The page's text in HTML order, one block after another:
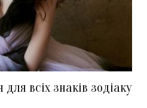
всіх знаків зодіаку